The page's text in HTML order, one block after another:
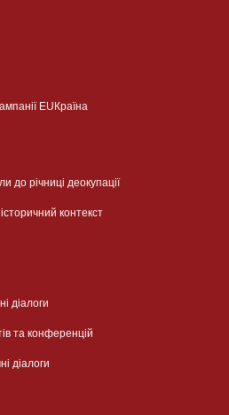
EUКраїна
до річниці деокупації
контекст
діалоги
та конференцій
діалоги